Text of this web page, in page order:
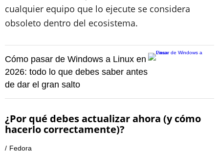
cualquier equipo que lo ejecute se considera
obsoleto dentro del ecosistema.
Cómo pasar de Windows a Linux en
2026: todo lo que debes saber antes
de dar el gran salto
¿Por qué debes actualizar ahora (y cómo
hacerlo correctamente)?
Fedora